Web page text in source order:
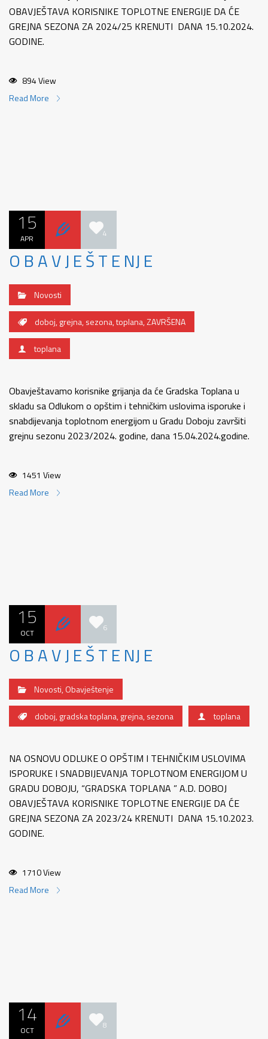
OBAVJEŠTAVA KORISNIKE TOPLOTNE ENERGIJE DA ĆE
GREJNA SEZONA ZA 2024/25 KRENUTI DANA 15.10.2024.
GODINE.
894 View
Read More
15
APR 4
O B A V J E Š T E NJ E
Novosti
doboj,grejna,sezona,toplana,ZAVRŠENA
toplana
Obavještavamo korisnike grijanja da će Gradska Toplana u
skladu sa Odlukom o opštim i tehničkim uslovima isporuke i
snabdijevanja toplotnom energijom u Gradu Doboju završiti
grejnu sezonu 2023/2024. godine, dana 15.04.2024.godine.
1451 View
Read More
15
OCT 6
O B A V J E Š T E NJ E
Novosti,Obavještenje
doboj,gradska toplana,grejna,sezona toplana
NA OSNOVU ODLUKE O OPŠTIM I TEHNIČKIM USLOVIMA
ISPORUKE I SNADBIJEVANJA TOPLOTNOM ENERGIJOM U
GRADU DOBOJU, “GRADSKA TOPLANA ” A.D. DOBOJ
OBAVJEŠTAVA KORISNIKE TOPLOTNE ENERGIJE DA ĆE
GREJNA SEZONA ZA 2023/24 KRENUTI DANA 15.10.2023.
GODINE.
1710 View
Read More
14
OCT 8